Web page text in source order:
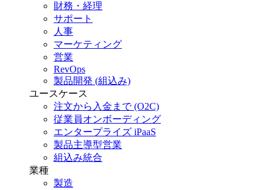
財務・経理
サポート
人事
マーケティング
営業
RevOps
製品開発 (組込み)
ユースケース
注文から入金まで (O2C)
従業員オンボーディング
エンタープライズ iPaaS
製品主導型営業
組込み統合
業種
製造